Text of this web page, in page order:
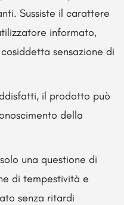
Sussiste il carattere
informato,
sensazione di
il prodotto può
della
una questione di
di tempestività e
senza ritardi